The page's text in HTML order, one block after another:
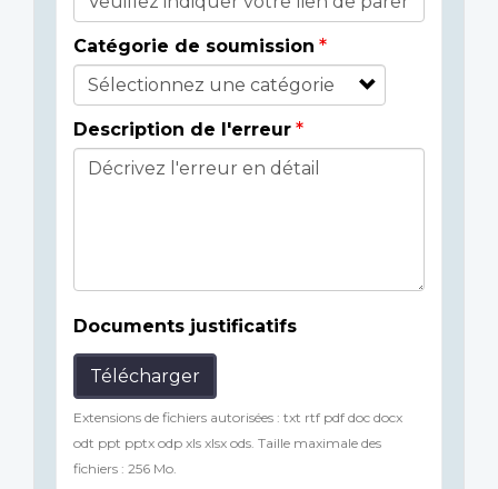
Catégorie de soumission
Description de l'erreur
Documents justificatifs
Télécharger
Extensions de fichiers autorisées : txt rtf pdf doc docx
odt ppt pptx odp xls xlsx ods. Taille maximale des
fichiers : 256 Mo.